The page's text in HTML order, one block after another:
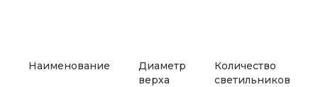
Наименование
Диаметр
верха
Количество
светильников